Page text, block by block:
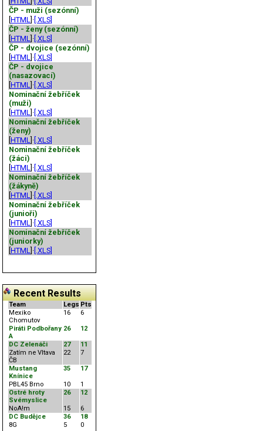
ČP - muži (sezónní)
HTML ]· [.XLS]
ČP - ženy (sezónní)
HTML ]· [.XLS]
ČP - dvojice (sezónní)
HTML ]· [.XLS]
ČP - dvojice
(nasazovací)
HTML ]· [.XLS]
Nominační žebříček
(muži)
HTML ]· [.XLS]
Nominační žebříček
(ženy)
HTML ]· [.XLS]
Nominační žebříček
(žáci)
HTML ]· [.XLS]
Nominační žebříček
(žákyně)
HTML ]· [.XLS]
Nominační žebříček
(junioři)
HTML ]· [.XLS]
Nominační žebříček
(juniorky)
HTML ]· [.XLS]
Recent Results
Team Legs Pts
Mexiko
Chomutov
16 6
Piráti Podbořany
A
26 12
DC Zelenáči 27
11
Zatím ne Vltava
ČB
22 7
Mustang
Knínice
35 17
PBL45 Brno 10
1
Ostré hroty
Svémyslice
26 12
NoA!m 15
6
DC Budějce
36
18
8G
5 0